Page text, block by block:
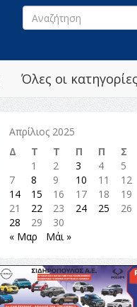
Όλες οι κατηγορίες
Απρίλιος 2025
Δ
Τ Τ Π Π Σ
1
2 3 4 5
7
8 9 10 11 12
14
15 16 17 18 19
21
22 23 24 25 26
28
29
30
« Μαρ
Μάι »